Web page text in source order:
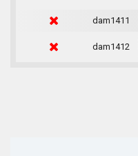
dam1411
dam1412